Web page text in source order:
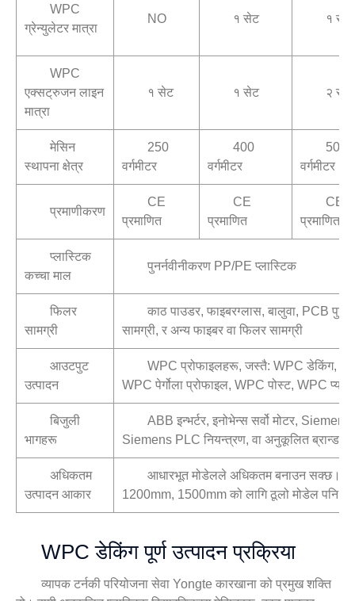
WPC
ग्रेन्युलेटर मात्रा
NO १ सेट १ सेट
WPC
एक्सट्रुजन लाइन
मात्रा
१ सेट १ सेट २ सेट
मेसिन
स्थापना क्षेत्र
250
वर्गमीटर
400
वर्गमीटर
500
वर्गमीटर
प्रमाणीकरण
CE
प्रमाणित
CE
प्रमाणित
CE
प्रमाणित
प्लास्टिक
कच्चा माल
पुनर्नवीनीकरण PP/PE प्लास्टिक
फिलर
सामग्री
काठ पाउडर, फाइबरग्लास, बालुवा, PCB
सामग्री, र अन्य फाइबर वा फिलर सामग्री
आउटपुट
उत्पादन
WPC प्रोफाइलहरू, जस्तै: WPC डेकिंग,
WPC पेर्गोला प्रोफाइल, WPC पोस्ट, WPC
बिजुली
भागहरू
ABB इन्भर्टर, इनोभेन्स सर्वो मोटर,
Siemens PLC नियन्त्रण, वा अनुकूलित ब्रान्डहरू
अधिकतम
उत्पादन आकार
आधारभूत मोडेलले अधिकतम बनाउन सक्छ।
1200mm, 1500mm को लागि ठूलो मोडेल पनि
WPC डेकिंग पूर्ण उत्पादन प्रक्रिया
व्यापक टर्नकी परियोजना सेवा Yongte कारखाना को प्रमुख शक्ति